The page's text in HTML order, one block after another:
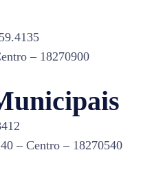
– 18270900
– Centro – 18270540